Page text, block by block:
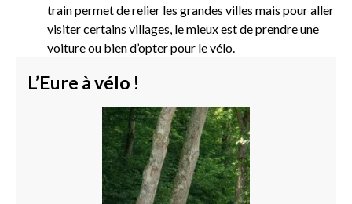
train permet de relier les grandes villes mais pour aller
visiter certains villages, le mieux est de prendre une
voiture ou bien d’opter pour le vélo.
L’Eure à vélo !